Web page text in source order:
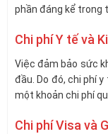
phần đáng kể trong
Chi phí Y tế và
Việc đảm bảo sức
đầu. Do đó, chi phí
một khoản chi phí
Chi phí Visa và